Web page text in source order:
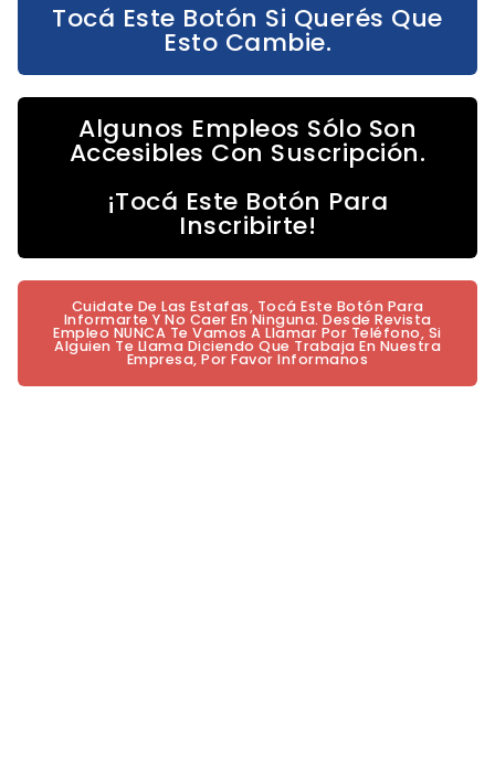
Tocá Este Botón Si Querés Que
Esto Cambie.
Algunos Empleos Sólo Son
Accesibles Con Suscripción.
¡Tocá Este Botón Para
Inscribirte!
Cuidate De Las Estafas, Tocá Este Botón Para
Informarte Y No Caer En Ninguna. Desde Revista
Empleo NUNCA Te Vamos A Llamar Por Teléfono, Si
Alguien Te Llama Diciendo Que Trabaja En Nuestra
Empresa, Por Favor Informanos